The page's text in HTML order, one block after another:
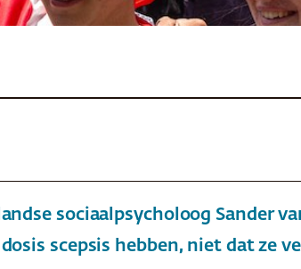
sociaalpsycholoog Sander
scepsis hebben, niet dat ze